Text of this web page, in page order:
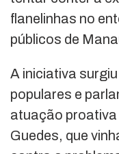
flanelinhas no
públicos de
A iniciativa
populares e
atuação proativa
Guedes, que